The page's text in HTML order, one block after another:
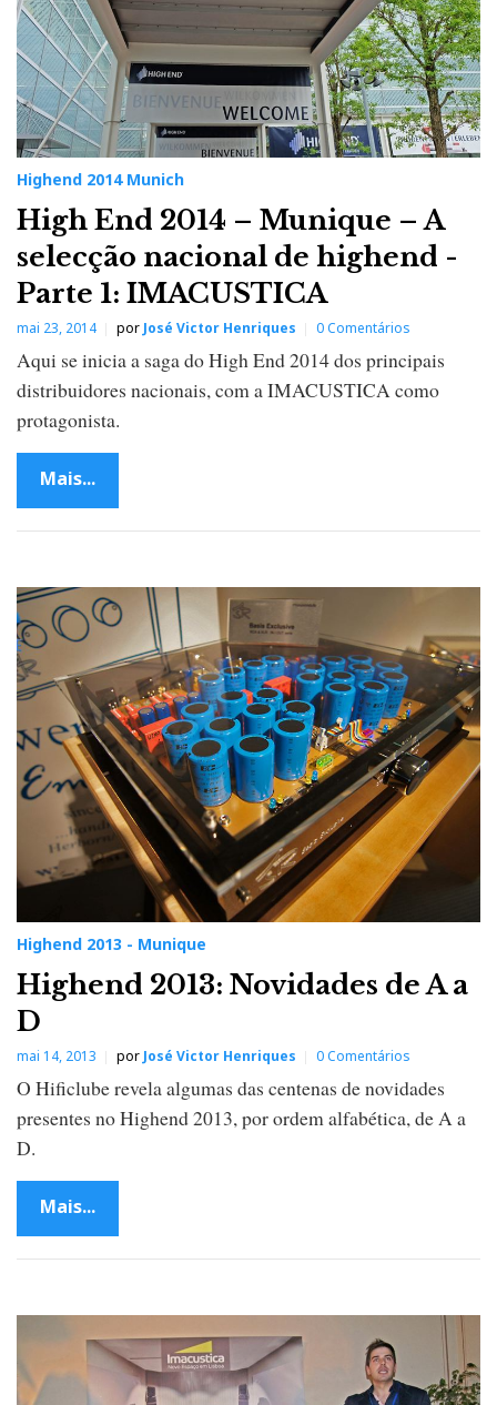
Highend 2014 Munich
High End 2014 – Munique – A
selecção nacional de highend -
Parte 1: IMACUSTICA
mai 23, 2014 por José Victor Henriques 0 Comentários
Aqui se inicia a saga do High End 2014 dos principais
distribuidores nacionais, com a IMACUSTICA como
protagonista.
Mais...
Highend 2013 - Munique
Highend 2013: Novidades de A a
D
mai 14, 2013 por José Victor Henriques 0 Comentários
O Hificlube revela algumas das centenas de novidades
presentes no Highend 2013, por ordem alfabética, de A a
D.
Mais...